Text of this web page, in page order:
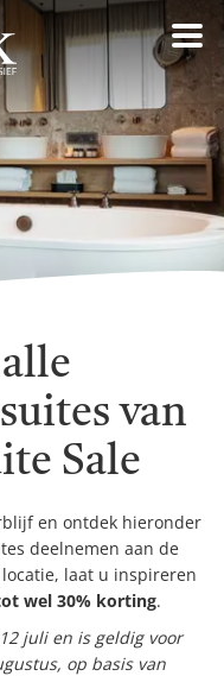
van
Sale
en ontdek hieronder
deelnemen aan de
laat u inspireren
wel 30% korting.
juli en is geldig voor
op basis van